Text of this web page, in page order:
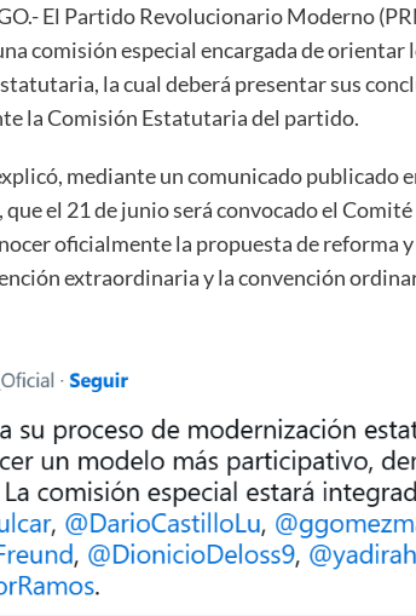
El Partido Revolucionario Moderno
comisión especial encargada de orientar
la cual deberá presentar sus
la Comisión Estatutaria del partido.
mediante un comunicado publicado
el 21 de junio será convocado el
oficialmente la propuesta de reforma
extraordinaria y la convención